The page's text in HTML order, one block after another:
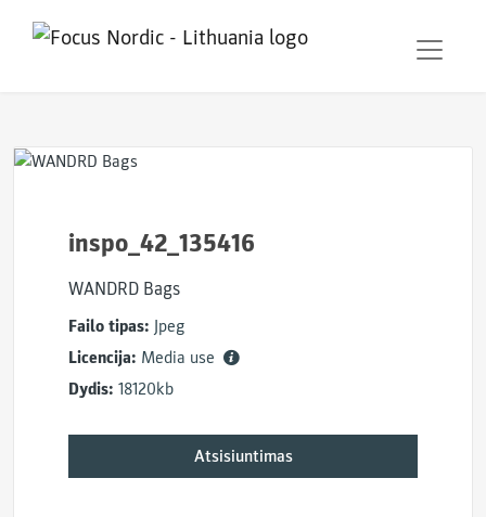
inspo_42_135416
WANDRD Bags
Failo tipas: Jpeg
Licencija: Media use
Dydis: 18120kb
Atsisiuntimas